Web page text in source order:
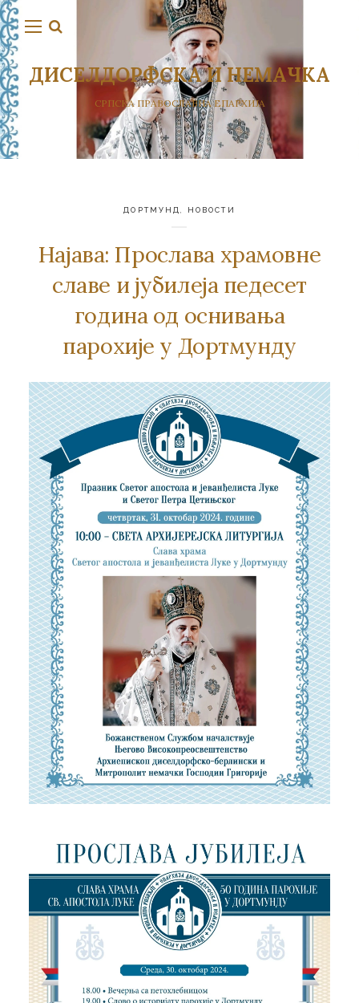
ДИСЕЛДОРФСКА И НЕМАЧКА
СРПСКА ПРАВОСЛАВНА ЕПАРХИЈА
ДОРТМУНД НОВОСТИ
Најава: Прослава храмовне
славе и јубилеја педесет
година од оснивања
парохије у Дортмунду